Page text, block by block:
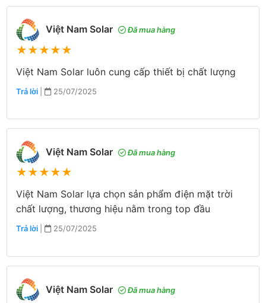
Việt Nam Solar Đã mua hàng
★★★★★
Việt Nam Solar luôn cung cấp thiết bị chất lượng
Trả lời | 25/07/2025
Việt Nam Solar Đã mua hàng
★★★★★
Việt Nam Solar lựa chọn sản phẩm điện mặt trời
chất lượng, thương hiệu nằm trong top đầu
Trả lời | 25/07/2025
Việt Nam Solar Đã mua hàng